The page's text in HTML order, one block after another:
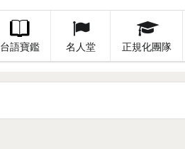
台語寶鑑 名人堂 正規化團隊